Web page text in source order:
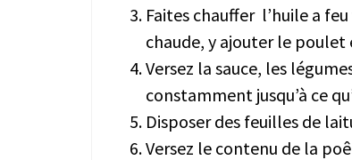
Faites chauffer l’huile a
chaude, y ajouter le
Versez la sauce, les
constamment jusqu’à ce
Disposer des feuilles de
Versez le contenu de la